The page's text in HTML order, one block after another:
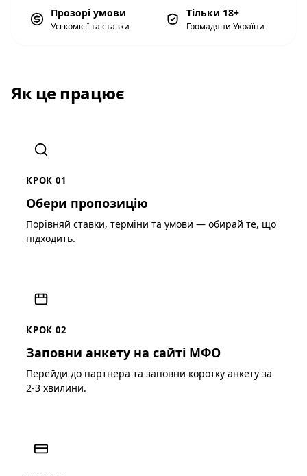
Прозорі умови
Усі комісії та ставки
Тільки 18+
Громадяни України
Як це працює
КРОК 01
Обери пропозицію
Порівняй ставки, терміни та умови — обирай те, що
підходить.
КРОК 02
Заповни анкету на сайті МФО
Перейди до партнера та заповни коротку анкету за
2-3 хвилини.